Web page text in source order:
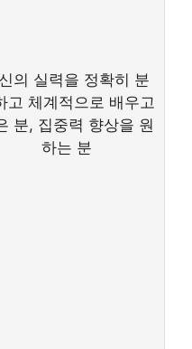
의 실력을 정확히 분
고 체계적으로 배우고
분, 집중력 향상을 원
하는 분